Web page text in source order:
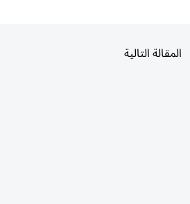
المقالة التالية